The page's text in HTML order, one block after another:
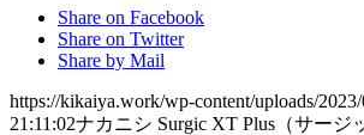
Share on Facebook
Share on Twitter
Share by Mail
https://kikaiya.work/wp-content/uploads/
21:11:02ナカニシ Surgic XT Plus（サージ